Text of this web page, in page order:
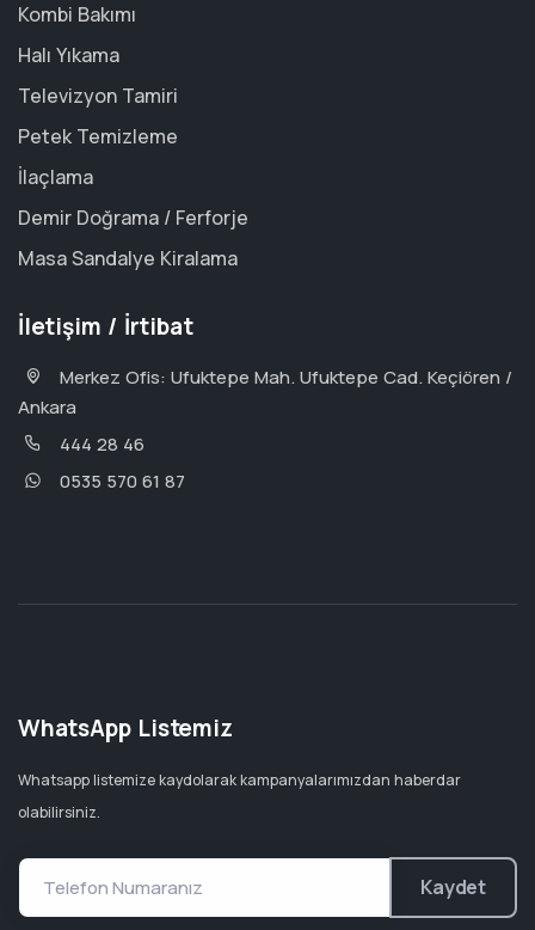
Kombi Bakımı
Halı Yıkama
Televizyon Tamiri
Petek Temizleme
İlaçlama
Demir Doğrama / Ferforje
Masa Sandalye Kiralama
İletişim / İrtibat
Merkez Ofis: Ufuktepe Mah. Ufuktepe Cad. Keçiören /
Ankara
444 28 46
0535 570 61 87
WhatsApp Listemiz
Whatsapp listemize kaydolarak kampanyalarımızdan haberdar
olabilirsiniz.
Kaydet